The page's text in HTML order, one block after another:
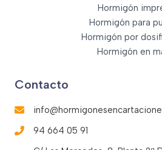
Hormigón
Hormigón para
Hormigón por
Hormigón en
Contacto
94 664 05 91